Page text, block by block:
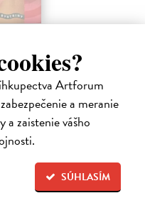
Artforum
a meranie
zaistenie vášho
SÚHLASÍM
na Slovensku a objaviť
vydanie obľúbeného
pozýva na potulky po